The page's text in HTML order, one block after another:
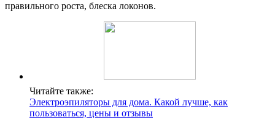
правильного роста, блеска локонов.
Читайте также:
Электроэпиляторы для дома. Какой лучше, как
пользоваться, цены и отзывы